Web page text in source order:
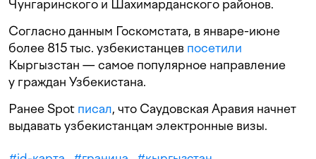
Чунгаринского и Шахимарданского районов.
Согласно данным Госкомстата, в январе-июне
более 815 тыс. узбекистанцев посетили
Кыргызстан — самое популярное направление
у граждан Узбекистана.
Ранее Spot писал, что Саудовская Аравия начнет
выдавать узбекистанцам электронные визы.